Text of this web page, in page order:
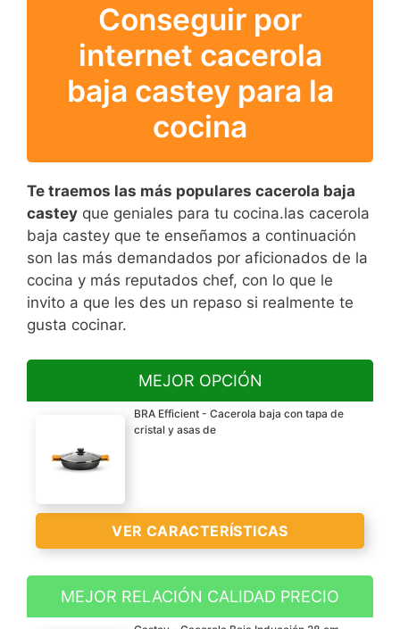
Conseguir por
internet cacerola
baja castey para la
cocina
Te traemos las más populares cacerola baja
castey que geniales para tu cocina.las cacerola
baja castey que te enseñamos a continuación
son las más demandados por aficionados de la
cocina y más reputados chef, con lo que le
invito a que les des un repaso si realmente te
gusta cocinar.
MEJOR OPCIÓN
BRA Efficient - Cacerola baja con tapa de
cristal y asas de
VER CARACTERÍSTICAS
Aluminio fundido
MEJOR RELACIÓN CALIDAD PRECIO